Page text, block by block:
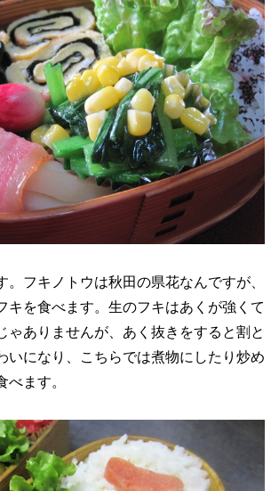
。フキノトウは秋田の県花なんですが、
キを食べます。生のフキはあくが強くて
ゃありませんが、あく抜きをすると割と
いになり、こちらでは煮物にしたり炒め
べます。